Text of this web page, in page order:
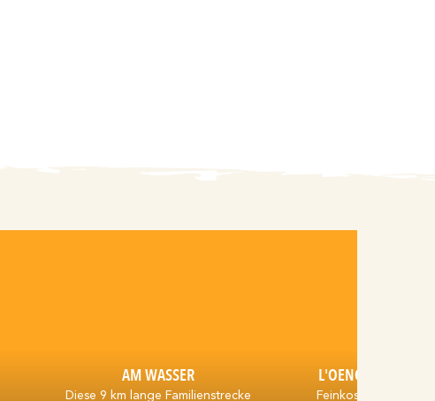
AM WASSER
Diese 9 km lange Familienstrecke
L'OENOLOGUE-
Feinkostladen, der